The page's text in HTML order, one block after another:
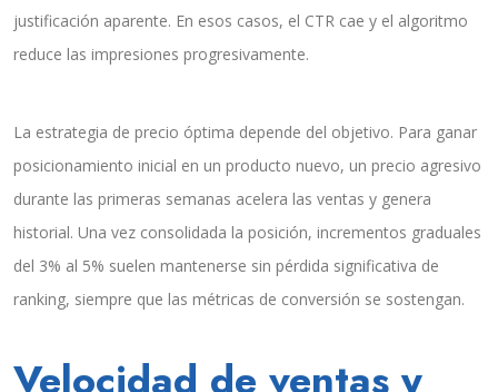
justificación aparente. En esos casos, el CTR cae y el algoritmo
reduce las impresiones progresivamente.
La estrategia de precio óptima depende del objetivo. Para ganar
posicionamiento inicial en un producto nuevo, un precio agresivo
durante las primeras semanas acelera las ventas y genera
historial. Una vez consolidada la posición, incrementos graduales
del 3% al 5% suelen mantenerse sin pérdida significativa de
ranking, siempre que las métricas de conversión se sostengan.